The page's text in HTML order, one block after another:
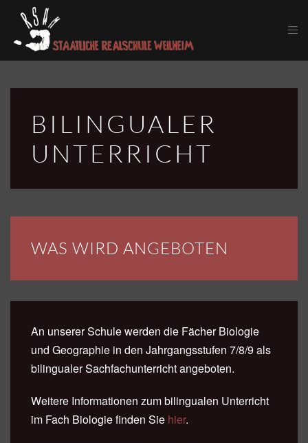
Skip to main content
BILINGUALER
UNTERRICHT
WAS WIRD ANGEBOTEN
An unserer Schule werden die Fächer Biologie
und Geographie in den Jahrgangsstufen 7/8/9 als
bilingualer Sachfachunterricht angeboten.
Weitere Informationen zum bilingualen Unterricht
im Fach Biologie finden Sie hier.